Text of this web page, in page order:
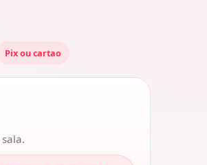
Pix ou cartao